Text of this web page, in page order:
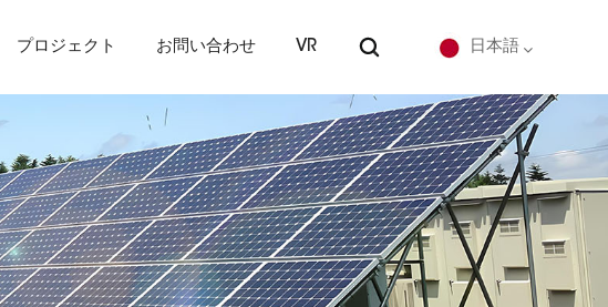
プロジェクト お問い合わせ VR 日本語
English
Deutsch
español